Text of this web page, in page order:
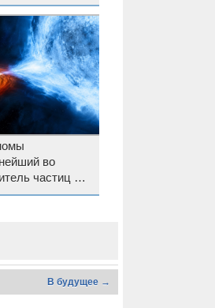
средства
во
частиц —
БАК
В будущее →